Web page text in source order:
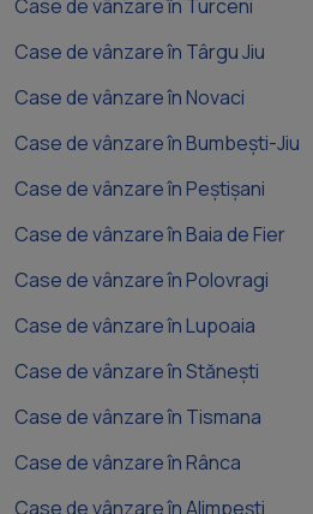
Case de vânzare în Turceni
Case de vânzare în Târgu Jiu
Case de vânzare în Novaci
Case de vânzare în Bumbești-Jiu
Case de vânzare în Peștișani
Case de vânzare în Baia de Fier
Case de vânzare în Polovragi
Case de vânzare în Lupoaia
Case de vânzare în Stănești
Case de vânzare în Tismana
Case de vânzare în Rânca
Case de vânzare în Alimpești